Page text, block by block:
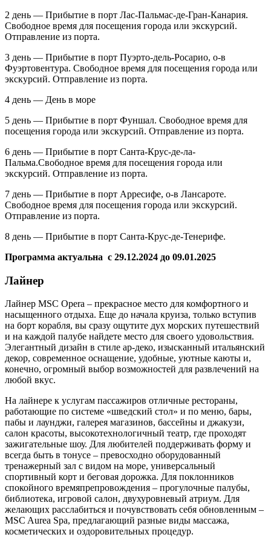
2 день — Прибытие в порт Лас-Пальмас-де-Гран-Канария.
Свободное время для посещения города или экскурсий.
Отправление из порта.
3 день — Прибытие в порт Пуэрто-дель-Росарио, о-в
Фуэртовентура. Свободное время для посещения города или
экскурсий. Отправление из порта.
4 день — День в море
5 день — Прибытие в порт Фуншал. Свободное время для
посещения города или экскурсий. Отправление из порта.
6 день — Прибытие в порт Санта-Крус-де-ла-
Пальма.Свободное время для посещения города или
экскурсий. Отправление из порта.
7 день — Прибытие в порт Арресифе, о-в Лансароте.
Свободное время для посещения города или экскурсий.
Отправление из порта.
8 день — Прибытие в порт Санта-Крус-де-Тенерифе.
Программа актуальна с 29.12.2024 до 09.01.2025
Лайнер
Лайнер MSC Opera – прекрасное место для комфортного и
насыщенного отдыха. Еще до начала круиза, только вступив
на борт корабля, вы сразу ощутите дух морских путешествий
и на каждой палубе найдете место для своего удовольствия.
Элегантный дизайн в стиле ар-деко, изысканный итальянский
декор, современное оснащение, удобные, уютные каюты и,
конечно, огромный выбор возможностей для развлечений на
любой вкус.
На лайнере к услугам пассажиров отличные рестораны,
работающие по системе «шведский стол» и по меню, бары,
пабы и лаунджи, галерея магазинов, бассейны и джакузи,
салон красоты, высокотехнологичный театр, где проходят
зажигательные шоу. Для любителей поддерживать форму и
всегда быть в тонусе – превосходно оборудованный
тренажерный зал с видом на море, универсальный
спортивный корт и беговая дорожка. Для поклонников
спокойного времяпрепровождения – прогулочные палубы,
библиотека, игровой салон, двухуровневый атриум. Для
желающих расслабиться и почувствовать себя обновленным –
MSC Aurea Spa, предлагающий разные виды массажа,
косметических и оздоровительных процедур.